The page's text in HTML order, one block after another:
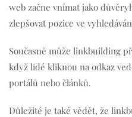
web začne vnímat jako
zlepšovat pozice ve
Současně může linkbuilding
když lidé kliknou na odkaz
portálů nebo článků.
Důležité je také vědět, že